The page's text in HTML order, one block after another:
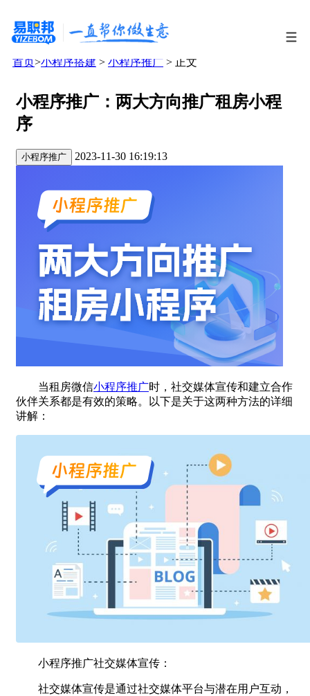
首页>小程序搭建 > 小程序推广 > 正文
小程序推广：两大方向推广租房小程
序
小程序推广 2023-11-30 16:19:13
当租房微信小程序推广时，社交媒体宣传和建立合作
伙伴关系都是有效的策略。以下是关于这两种方法的详细
讲解：
小程序推广社交媒体宣传：
社交媒体宣传是通过社交媒体平台与潜在用户互动，